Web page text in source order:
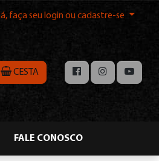
faça seu login ou cadastre-se
CESTA
FALE CONOSCO